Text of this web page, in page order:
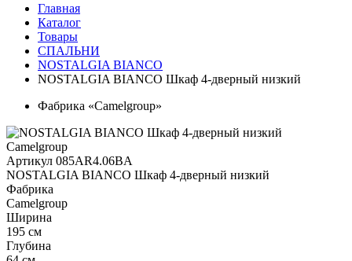
Главная
Каталог
Товары
СПАЛЬНИ
NOSTALGIA BIANCO
NOSTALGIA BIANCO Шкаф 4-дверный низкий
Фабрика «Camelgroup»
Артикул 085AR4.06BA
NOSTALGIA BIANCO Шкаф 4-дверный низкий
Фабрика
Camelgroup
Ширина
195 см
Глубина